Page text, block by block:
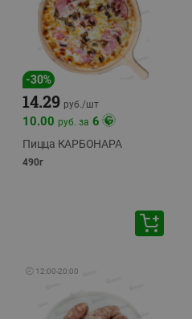
-30%
14.29 руб./шт
10.00 руб. за 6
Пицца КАРБОНАРА
490г
🕘 12:00-20:00